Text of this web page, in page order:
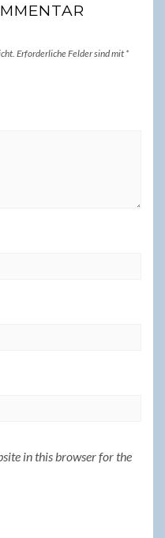
Erforderliche Felder sind mit *
in this browser for the